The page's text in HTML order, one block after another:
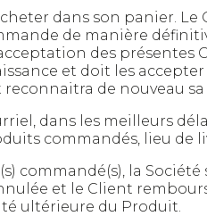
dans son panier.
de manière
des présentes
et doit les
reconnaitra de nouveau
dans les meilleurs
commandés, lieu de
commandé(s), la
et le Client
ultérieure du Produit.